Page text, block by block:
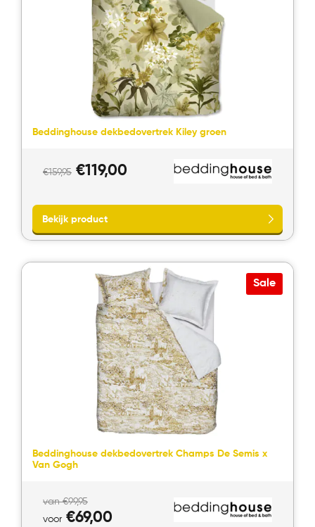
Beddinghouse dekbedovertrek Kiley groen
€159,95 Oorspronkelijke
was:
€159,95.
€119,00 Huidige
is:
Bekijk product
Sale
Beddinghouse dekbedovertrek Champs De Semis x
Van Gogh
van €99,95Oorspronkelijke
prijs
voor €69,00